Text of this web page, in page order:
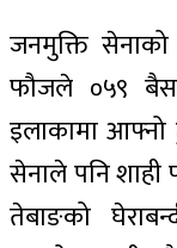
जनमुक्ति सेनाको
फौजले ०५९
इलाकामा आफ्नो
सेनाले पनि शाही
तेबाङको